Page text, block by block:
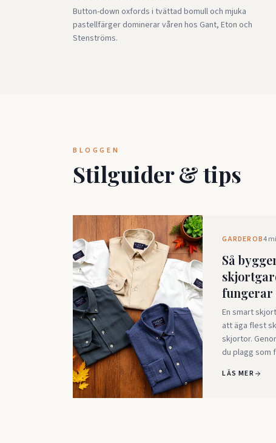
Button-down oxfords i tvättad bomull och mjuka
pastellfärger dominerar våren hos Gant, Eton och
Stenströms.
BLOGGEN
Stilguider & tips
GARDEROB4
Så
En smart
att äga flest
skjortor.
du plagg som
LÄS MER